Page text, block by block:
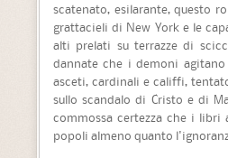
scatenato, esilarante, questo
grattacieli di New York e le
alti prelati su terrazze di
dannate che i demoni
asceti, cardinali e califfi,
sullo scandalo di Cristo e di
commossa certezza che i
popoli almeno quanto